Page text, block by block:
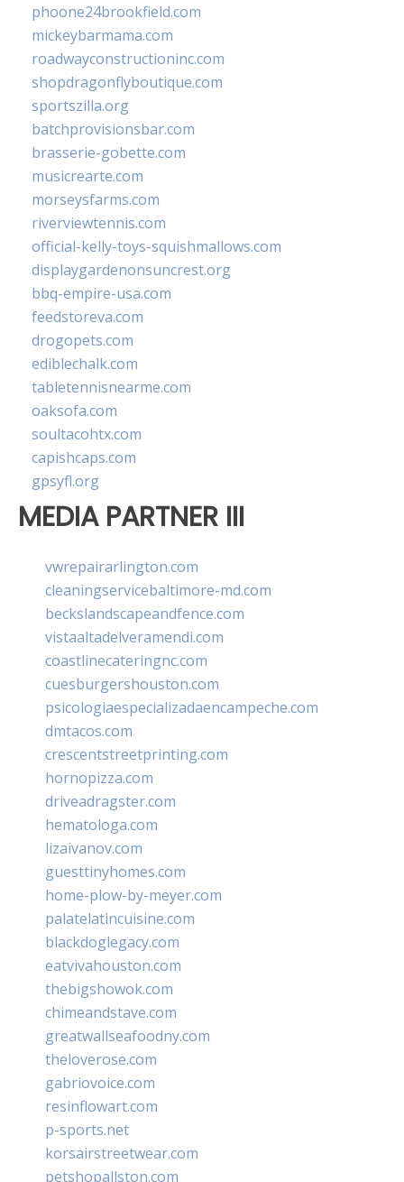
phoone24brookfield.com
mickeybarmama.com
roadwayconstructioninc.com
shopdragonflyboutique.com
sportszilla.org
batchprovisionsbar.com
brasserie-gobette.com
musicrearte.com
morseysfarms.com
riverviewtennis.com
official-kelly-toys-squishmallows.com
displaygardenonsuncrest.org
bbq-empire-usa.com
feedstoreva.com
drogopets.com
ediblechalk.com
tabletennisnearme.com
oaksofa.com
soultacohtx.com
capishcaps.com
gpsyfl.org
MEDIA PARTNER III
vwrepairarlington.com
cleaningservicebaltimore-md.com
beckslandscapeandfence.com
vistaaltadelveramendi.com
coastlinecateringnc.com
cuesburgershouston.com
psicologiaespecializadaencampeche.com
dmtacos.com
crescentstreetprinting.com
hornopizza.com
driveadragster.com
hematologa.com
lizaivanov.com
guesttinyhomes.com
home-plow-by-meyer.com
palatelatincuisine.com
blackdoglegacy.com
eatvivahouston.com
thebigshowok.com
chimeandstave.com
greatwallseafoodny.com
theloverose.com
gabriovoice.com
resinflowart.com
p-sports.net
korsairstreetwear.com
petshopallston.com